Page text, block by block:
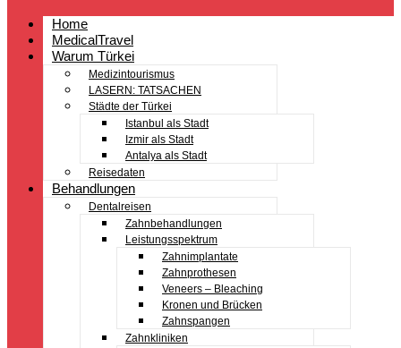
Home
MedicalTravel
Warum Türkei
Medizintourismus
LASERN: TATSACHEN
Städte der Türkei
Istanbul als Stadt
Izmir als Stadt
Antalya als Stadt
Reisedaten
Behandlungen
Dentalreisen
Zahnbehandlungen
Leistungsspektrum
Zahnimplantate
Zahnprothesen
Veneers – Bleaching
Kronen und Brücken
Zahnspangen
Zahnkliniken